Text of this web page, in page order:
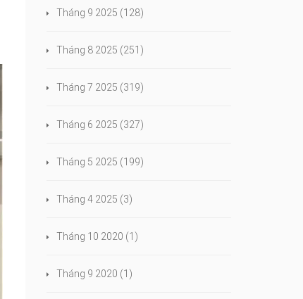
Tháng 9 2025 (128)
Tháng 8 2025 (251)
Tháng 7 2025 (319)
Tháng 6 2025 (327)
Tháng 5 2025 (199)
Tháng 4 2025 (3)
Tháng 10 2020 (1)
Tháng 9 2020 (1)